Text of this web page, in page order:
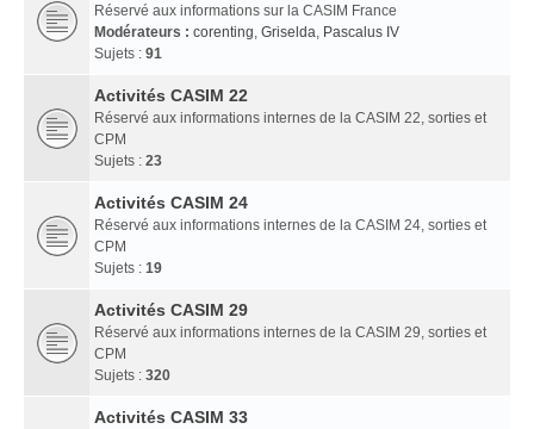
Réservé aux informations sur la CASIM France
Modérateurs : corenting, Griselda, Pascalus IV
Sujets : 91
Activités CASIM 22
Réservé aux informations internes de la CASIM 22, sorties et
CPM
Sujets : 23
Activités CASIM 24
Réservé aux informations internes de la CASIM 24, sorties et
CPM
Sujets : 19
Activités CASIM 29
Réservé aux informations internes de la CASIM 29, sorties et
CPM
Sujets : 320
Activités CASIM 33